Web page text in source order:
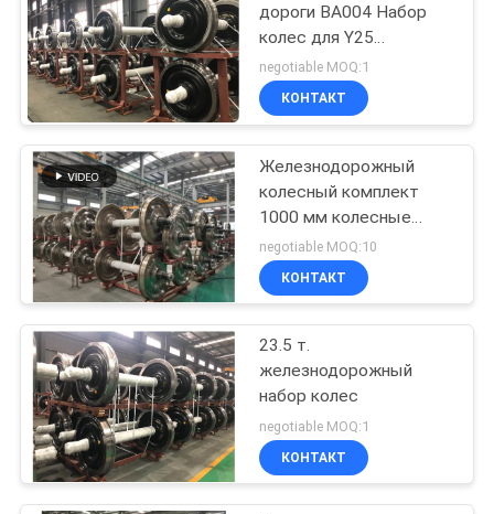
дороги BA004 Набор
колес для Y25
Сертификация ТСИ
"Набор колес вагонов"
negotiable MOQ:1
КОНТАКТ
Железнодорожный
колесный комплект
1000 мм колесные
комплект для
железнодорожного
вагона колеса и оси
negotiable MOQ:10
КОНТАКТ
23.5 т.
железнодорожный
набор колес
negotiable MOQ:1
КОНТАКТ